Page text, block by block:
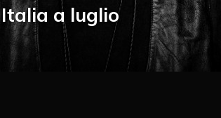
a luglio